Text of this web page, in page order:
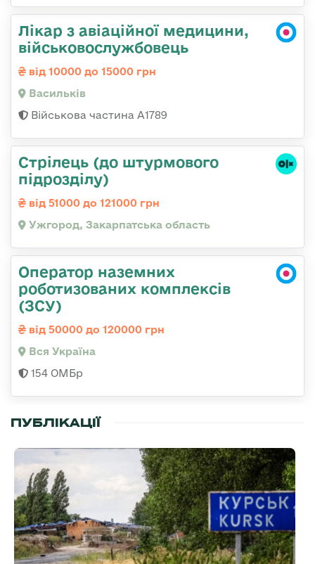
Лікар з авіаційної медицини,
військовослужбовець
від 10000 до 15000 грн
Васильків
Військова частина А1789
Стрілець (до штурмового
підрозділу)
від 51000 до 121000 грн
Ужгород, Закарпатська область
Оператор наземних
роботизованих комплексів
(ЗСУ)
від 50000 до 120000 грн
Вся Україна
154 ОМБр
ПУБЛІКАЦІЇ